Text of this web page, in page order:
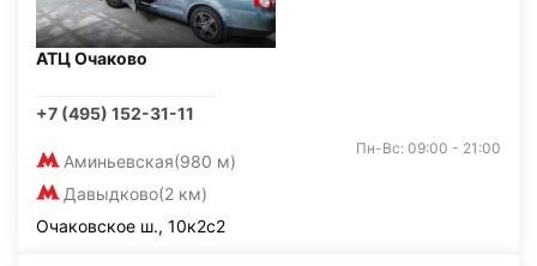
АТЦ Очаково
+7 (495) 152-31-11
Аминьевская(980 м)
Давыдково(2 км)
Пн-Вс: 09:00 - 21:00
Очаковское ш., 10к2с2